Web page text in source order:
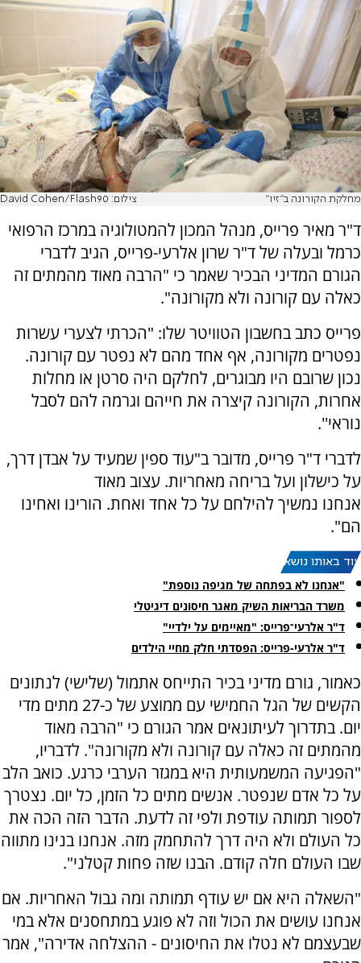
מחלקת הקורונה ב"זיו" צילום: David Cohen/Flash90
ד"ר מאיר פרייס, מנהל המכון להמטולוגיה במרכז הרפואי
כרמל ובעלה של ד"ר שרון אלרעי-פרייס, הגיב לדברי
הגורם המדיני הבכיר שאמר כי "הרבה מאוד מהמתים זה
כאלה עם קורונה ולא מקורונה".
פרייס כתב בחשבון הטוויטר שלו: "הכרתי לצערי עשרות
נפטרים מקורונה, אף אחד מהם לא נפטר עם קורונה.
נכון שרובם היו מבוגרים, לחלקם היה סרטן או מחלות
אחרות, הקורונה קיצרה את חייהם וגרמה להם לסבל
נוראי''.
לדברי ד"ר פרייס, מדובר ב"עוד ספין שמעיד על אבדן דרך,
על כישלון ועל בריחה מאחריות. עצוב מאוד
אנחנו נמשיך להילחם על כל אחד ואחת. הורינו ואחינו
הם".
עוד באותו נושא:
"אנחנו לא בפתחה של מגיפה נוספת"
משרד הבריאות השיק מאגר חיסונים דיגיטלי
ד"ר אלרעי־פרייס: "מאיימים על ילדיי"
ד"ר אלרעי-פרייס: הפסדתי חלק מחיי הילדים
כאמור, גורם מדיני בכיר התייחס אתמול (שלישי) לנתונים
הקשים של הגל החמישי עם ממוצע של כ-27 מתים מדי
יום. בתדרוך לעיתונאים אמר הגורם כי "הרבה מאוד
מהמתים זה כאלה עם קורונה ולא מקורונה". לדבריו,
"הפגיעה המשמעותית היא במגזר הערבי כרגע. כואב הלב
על כל אדם שנפטר. אנשים מתים כל הזמן, כל יום. נצטרך
לספור תמותה עודפת ולפי זה לדעת. הדבר הזה הכה את
כל העולם ולא היה דרך להתחמק מזה. אנחנו בנינו מתווה
שבו העולם חלה קודם. הבנו שזה פחות קטלני".
"השאלה היא אם יש עודף תמותה ומה גבול האחריות. אם
אנחנו עושים את הכול וזה לא פוגע במתחסנים אלא במי
שבעצמם לא נטלו את החיסונים - ההצלחה אדירה", אמר